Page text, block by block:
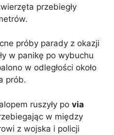
przebiegły
próby parady z okazji
w panikę po wybuchu
w odległości około
prób.
ruszyły po via
w między
z wojska i policji